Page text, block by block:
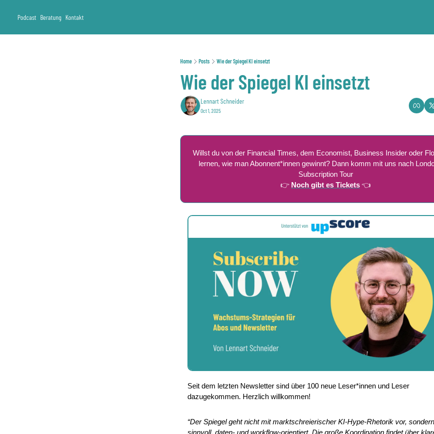
Podcast Beratung Kontakt
Home Posts Wie der Spiegel KI einsetzt
Wie der Spiegel KI einsetzt
Lennart Schneider
Oct 1, 2025
Willst du von der Financial Times, dem Economist, Business Insider oder
lernen, wie man Abonnent*innen gewinnt? Dann komm mit uns nach
Subscription Tour
👉 Noch gibt es Tickets 👈
Seit dem letzten Newsletter sind über 100 neue Leser*innen und Leser
dazugekommen. Herzlich willkommen!
“Der Spiegel geht nicht mit marktschreierischer KI-Hype-Rhetorik vor,